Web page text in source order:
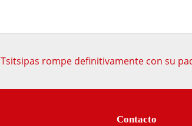
Tsitsipas rompe definitivamente con su
Contacto